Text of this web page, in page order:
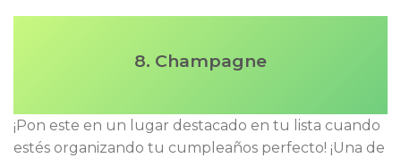
8. Champagne
¡Pon este en un lugar destacado en tu lista cuando
estés organizando tu cumpleaños perfecto! ¡Una de